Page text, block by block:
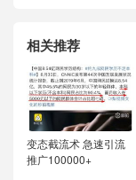
相关推荐
变态截流术 急速引流
推广100000+